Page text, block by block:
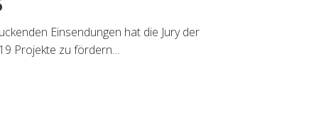
Einsendungen hat die Jury der
Projekte zu fördern…